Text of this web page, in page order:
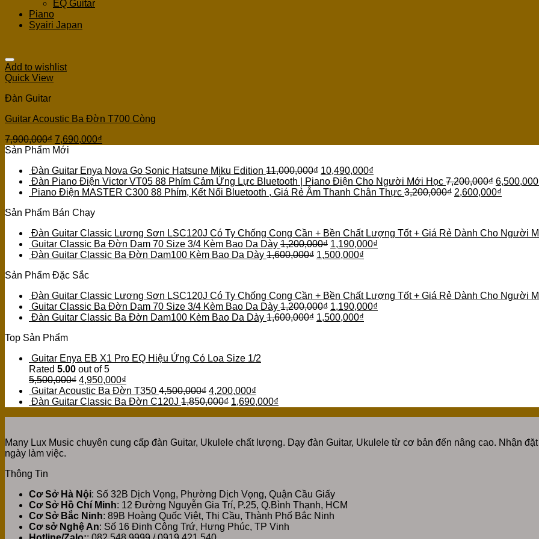
EQ Guitar
Piano
Syairi Japan
Add to wishlist
Quick View
Đàn Guitar
Guitar Acoustic Ba Đờn T700 Còng
7,900,000₫ 7,690,000₫
Sản Phẩm Mới
Đàn Guitar Enya Nova Go Sonic Hatsune Miku Edition 11,000,000₫ 10,490,000₫
Đàn Piano Điện Victor VT05 88 Phím Cảm Ứng Lực Bluetooth | Piano Điện Cho Người Mới Học 7,200,000₫ 6,500,000
Piano Điện MASTER C300 88 Phím, Kết Nối Bluetooth , Giá Rẻ Âm Thanh Chân Thực 3,200,000₫ 2,600,000₫
Sản Phẩm Bán Chạy
Đàn Guitar Classic Lương Sơn LSC120J Có Ty Chống Cong Cần + Bền Chất Lượng Tốt + Giá Rẻ Dành Cho Người
Guitar Classic Ba Đờn Dam 70 Size 3/4 Kèm Bao Da Dày 1,200,000₫ 1,190,000₫
Đàn Guitar Classic Ba Đờn Dam100 Kèm Bao Da Dày 1,600,000₫ 1,500,000₫
Sản Phẩm Đặc Sắc
Đàn Guitar Classic Lương Sơn LSC120J Có Ty Chống Cong Cần + Bền Chất Lượng Tốt + Giá Rẻ Dành Cho Người
Guitar Classic Ba Đờn Dam 70 Size 3/4 Kèm Bao Da Dày 1,200,000₫ 1,190,000₫
Đàn Guitar Classic Ba Đờn Dam100 Kèm Bao Da Dày 1,600,000₫ 1,500,000₫
Top Sản Phẩm
Guitar Enya EB X1 Pro EQ Hiệu Ứng Có Loa Size 1/2
Rated 5.00 out of 5
5,500,000₫ 4,950,000₫
Guitar Acoustic Ba Đờn T350 4,500,000₫ 4,200,000₫
Đàn Guitar Classic Ba Đờn C120J 1,850,000₫ 1,690,000₫
Many Lux Music chuyên cung cấp đàn Guitar, Ukulele chất lượng. Dạy đàn Guitar, Ukulele từ cơ bản đến nâng cao. Nhận
ngày làm việc.
Thông Tin
Cơ Sở Hà Nội: Số 32B Dịch Vọng, Phường Dịch Vọng, Quận Cầu Giấy
Cơ Sở Hồ Chí Minh: 12 Đường Nguyễn Gia Trí, P.25, Q.Bình Thạnh, HCM
Cơ Sở Bắc Ninh: 89B Hoàng Quốc Việt, Thị Cầu, Thành Phố Bắc Ninh
Cơ sở Nghệ An: Số 16 Đinh Công Trứ, Hưng Phúc, TP Vinh